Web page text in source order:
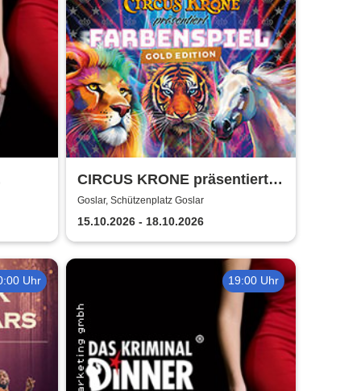
CIRCUS KRONE präsentiert
FARBENSPIEL - Gold Edition
| Goslar
Goslar, Schützenplatz Goslar
15.10.2026 - 18.10.2026
Uhr 19:00 Uhr